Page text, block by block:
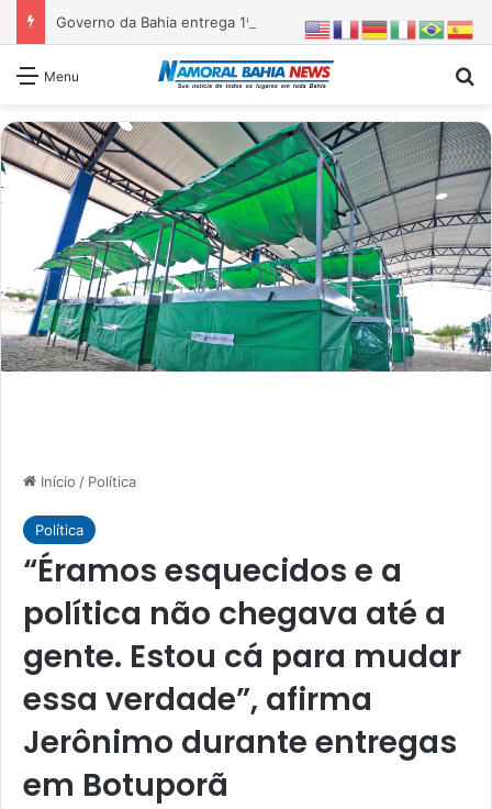
Governo da Bahia entrega 1ª etapa da requalificação do Parque Metropolitano de Pituaçu
Menu
Início / Política
Política
“Éramos esquecidos e a
política não chegava até a
gente. Estou cá para mudar
essa verdade”, afirma
Jerônimo durante entregas
em Botuporã